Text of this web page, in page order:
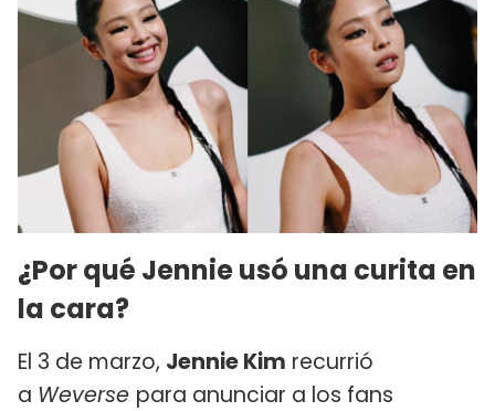
¿Por qué Jennie usó una curita en
la cara?
El 3 de marzo, Jennie Kim recurrió
a Weverse para anunciar a los fans